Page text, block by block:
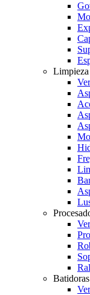
Limpieza
Batidoras